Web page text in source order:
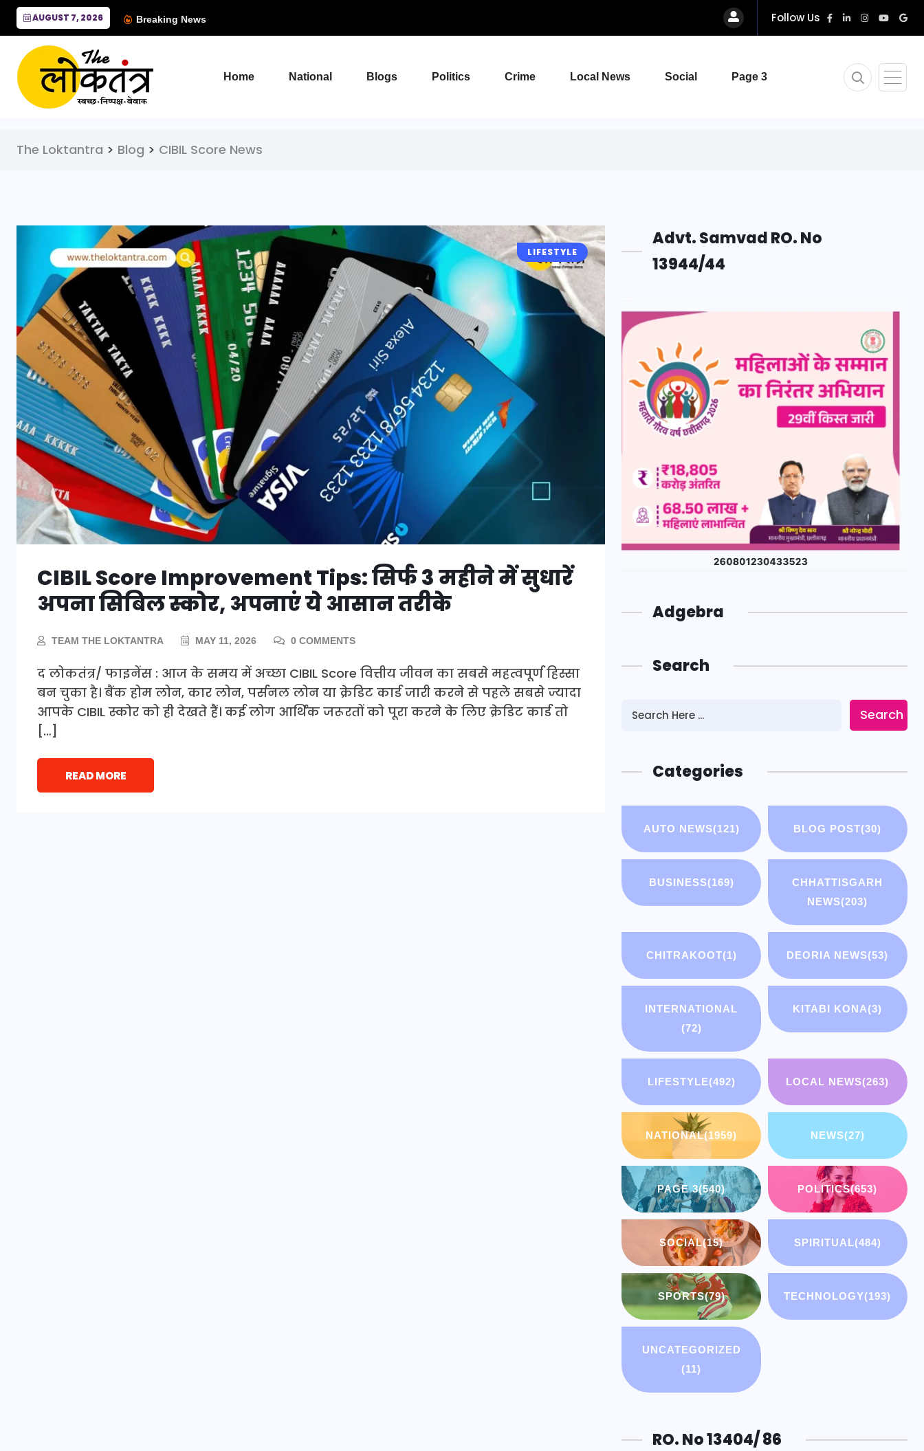
AUGUST 7, 2026 Breaking News Follow Us
Home National Blogs Politics Crime Local News Social Page 3
The Loktantra > Blog > CIBIL Score News
LIFESTYLE
CIBIL Score Improvement Tips: सिर्फ 3 महीने में सुधारें
अपना सिबिल स्कोर, अपनाएं ये आसान तरीके
TEAM THE LOKTANTRA MAY 11, 2026 0 COMMENTS
द लोकतंत्र/ फाइनेंस : आज के समय में अच्छा CIBIL Score वित्तीय जीवन का सबसे महत्वपूर्ण हिस्सा
बन चुका है। बैंक होम लोन, कार लोन, पर्सनल लोन या क्रेडिट कार्ड जारी करने से पहले सबसे ज्यादा
आपके CIBIL स्कोर को ही देखते हैं। कई लोग आर्थिक जरूरतों को पूरा करने के लिए क्रेडिट कार्ड तो
[…]
READ MORE
Advt. Samvad RO. No
13944/44
Adgebra
Search
Search
Categories
AUTO NEWS(121) BLOG POST(30)
BUSINESS(169)
CHHATTISGARH
NEWS(203)
CHITRAKOOT(1) DEORIA NEWS(53)
INTERNATIONAL
(72)
KITABI KONA(3)
LIFESTYLE(492) LOCAL NEWS(263)
NATIONAL(1959) NEWS(27)
PAGE 3(540) POLITICS(653)
SOCIAL(15) SPIRITUAL(484)
SPORTS(79) TECHNOLOGY(193)
UNCATEGORIZED
(11)
RO. No 13404/ 86